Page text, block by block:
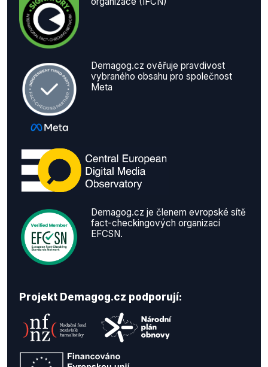
Demagog.cz ověřuje pravdivost
vybraného obsahu pro společnost
Meta
Demagog.cz je členem evropské sítě
fact-checkingových organizací
EFCSN.
Projekt Demagog.cz podporují: